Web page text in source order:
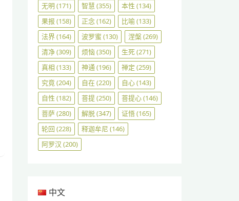
无明 (171) 智慧 (355) 本性 (134)
果报 (158) 正念(162) 比喻(133)
法界(164) 波罗蜜 (130) 涅槃(269)
清净(309) 烦恼(350) 生死(271)
真相 (133) 神通 (196) 禅定 (259)
究竟(204) 自在(220) 自心(143)
自性 (182) 菩提(250) 菩提心(146)
菩萨(280) 解脱(347) 证悟(165)
轮回 (228) 释迦牟尼 (146)
阿罗汉 (200)
中文